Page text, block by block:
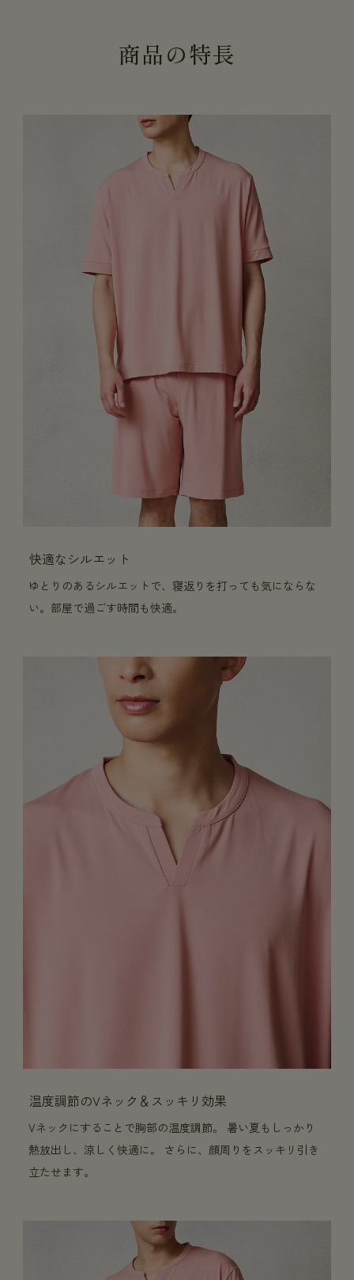
商品の特長
快適なシルエット
ゆとりのあるシルエットで、寝返りを打っても気にならな
い。部屋で過ごす時間も快適。
温度調節のVネック＆スッキリ効果
Vネックにすることで胸部の温度調節。 暑い夏もしっかり
熱放出し、涼しく快適に。 さらに、顔周りをスッキリ引き
立たせます。